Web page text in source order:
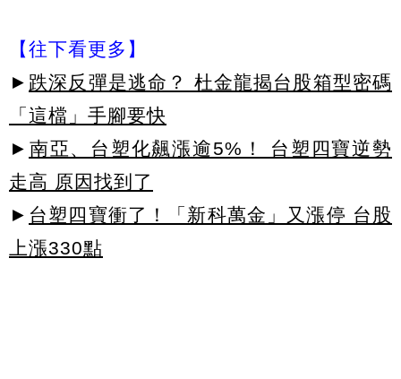
【往下看更多】
► 跌深反彈是逃命？ 杜金龍揭台股箱型密碼
「這檔」手腳要快
► 南亞、台塑化飆漲逾5%！ 台塑四寶逆勢
走高 原因找到了
► 台塑四寶衝了！「新科萬金」又漲停 台股
上漲330點